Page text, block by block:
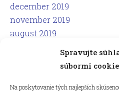
Spravujte
súbormi cookie
Na poskytovanie tých najlepších
december 2019
november 2019
august 2019
Podporili nás